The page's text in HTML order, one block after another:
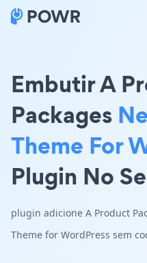
Embutir A
Packages
Theme For
Plugin No
plugin adicione A Product
Theme for WordPress sem